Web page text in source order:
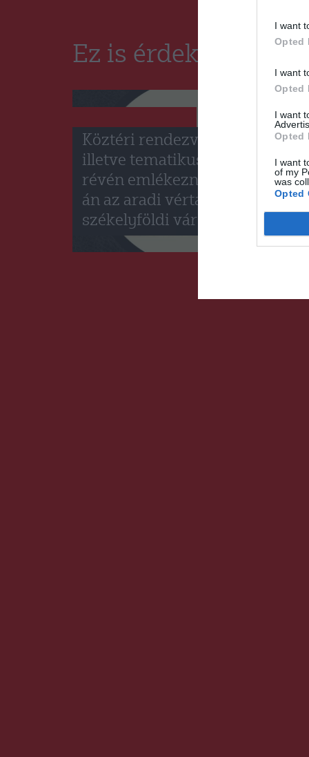
I want
Opted
I want
Opted
I want
Opted
I want
of my
was
Opted
Ez is érdekelheti
Köztéri rendezvényeken,
illetve tematikus programok
révén emlékeznek október 6-
án az aradi vértanúkra a
székelyföldi városokban